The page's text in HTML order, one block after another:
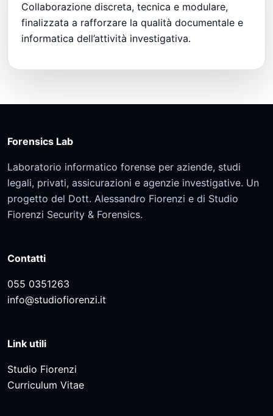
Collaborazione discreta, tecnica e modulare,
finalizzata a rafforzare la qualità documentale e
informatica dell’attività investigativa.
Forensics Lab
Laboratorio informatico forense per aziende, studi
legali, privati, assicurazioni e agenzie investigative. Un
progetto del Dott. Alessandro Fiorenzi e di Studio
Fiorenzi Security & Forensics.
Contatti
055 0351263
info@studiofiorenzi.it
Link utili
Studio Fiorenzi
Curriculum Vitae